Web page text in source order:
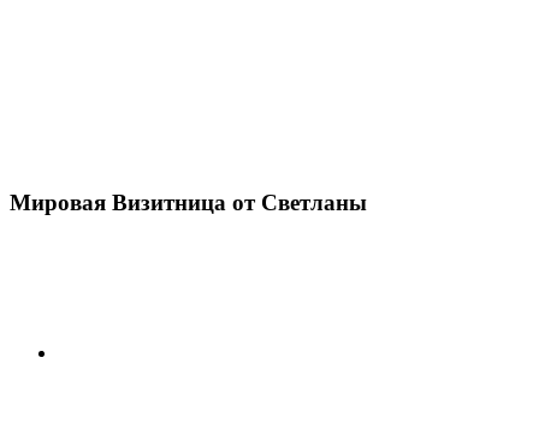
Мировая Визитница от Светланы